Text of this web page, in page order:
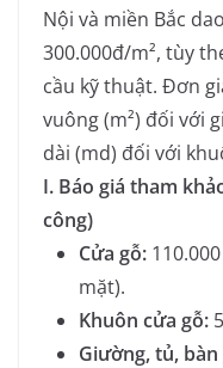
Nội và miền Bắc
300.000đ/m², tùy
cầu kỹ thuật. Đơn
vuông (m²) đối với
dài (md) đối với
I. Báo giá tham
công)
Cửa gỗ:
mặt).
Khuôn cửa gỗ:
Giường, tủ, bàn